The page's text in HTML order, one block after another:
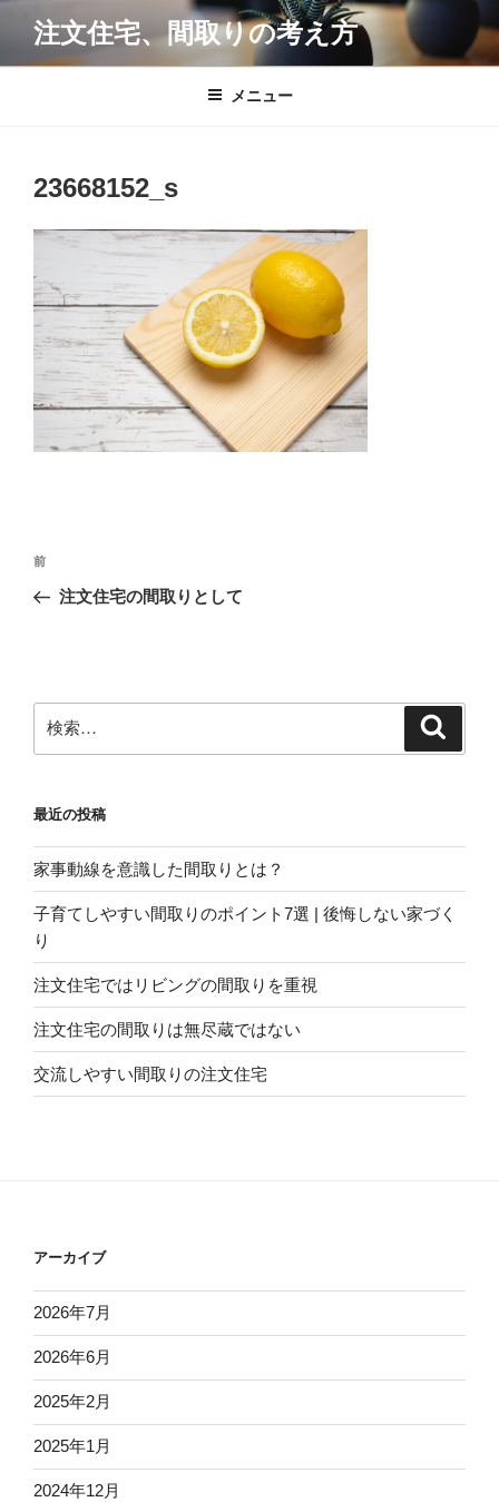
テ
注文住宅、間取りの考え方
メニュー
23668152_s
投
ナ
ー
シ
前
の
前
注文住宅の間取りとして
索:
最近の投稿
家事動線を意識した間取りとは？
子育てしやすい間取りのポイント7選 | 後悔しない家づく
り
注文住宅ではリビングの間取りを重視
注文住宅の間取りは無尽蔵ではない
交流しやすい間取りの注文住宅
アーカイブ
2026年7月
2026年6月
2025年2月
2025年1月
2024年12月